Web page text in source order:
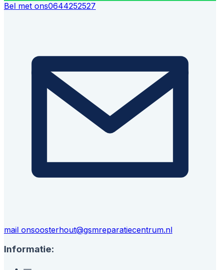
Bel met ons0644252527
mail onsoosterhout@gsmreparatiecentrum.nl
Informatie: